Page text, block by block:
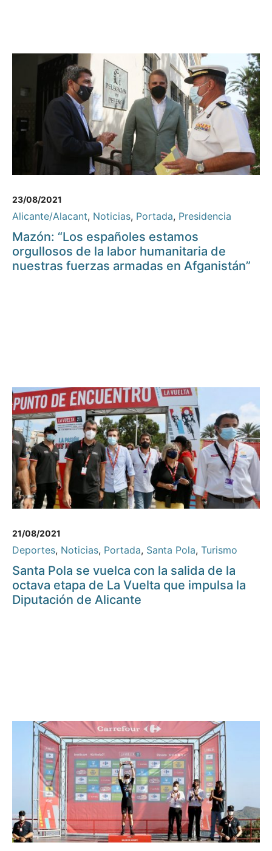
23/08/2021
Alicante/Alacant, Noticias, Portada, Presidencia
Mazón: “Los españoles estamos
orgullosos de la labor humanitaria de
nuestras fuerzas armadas en Afganistán”
21/08/2021
Deportes, Noticias, Portada, Santa Pola, Turismo
Santa Pola se vuelca con la salida de la
octava etapa de La Vuelta que impulsa la
Diputación de Alicante